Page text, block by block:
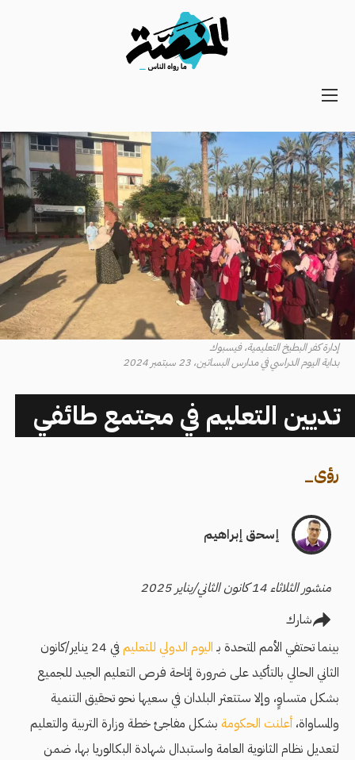
Main
Secondary
Navigation
إدارة كفر البطيخ التعليمية، فيسبوك
بداية اليوم الدراسي في مدارس البساتين، 23 سبتمبر 2024
تديين التعليم في مجتمع طائفي
رؤى_
إسحق إبراهيم
منشور الثلاثاء 14 كانون الثاني/يناير 2025
شارك
بينما تحتفي الأمم المتحدة بـ اليوم الدولي للتعليم
في 24 يناير/كانون
الثاني الحالي بالتأكيد على ضرورة إتاحة فرص التعليم الجيد للجميع
بشكل متساوٍ، وإلا ستتعثر البلدان في سعيها نحو تحقيق التنمية
والمساواة، أعلنت الحكومة بشكل مفاجئ خطة وزارة التربية والتعليم
لتعديل نظام الثانوية العامة واستبدال شهادة البكالوريا بها، ضمن